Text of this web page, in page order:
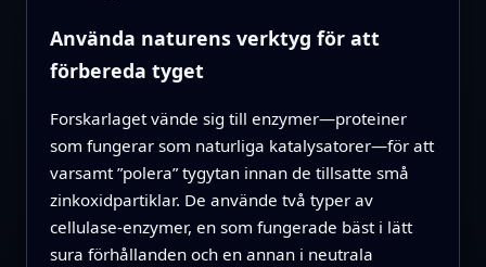
Använda naturens verktyg för att
förbereda tyget
Forskarlaget vände sig till enzymer—proteiner
som fungerar som naturliga katalysatorer—för att
varsamt ”polera” tygytan innan de tillsatte små
zinkoxidpartiklar. De använde två typer av
cellulase-enzymer, en som fungerade bäst i lätt
sura förhållanden och en annan i neutrala